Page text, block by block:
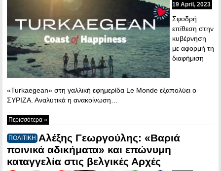
19 April, 2023
Σφοδρή
επίθεση στην
κυβέρνηση
με αφορμή τη
διαφήμιση
«Turkaegean» στη γαλλική εφημερίδα Le Monde εξαπολύει ο
ΣΥΡΙΖΑ. Αναλυτικά η ανακοίνωση…
Περισσότερα »
ΠΟΛΙΤΙΚΗ Αλέξης Γεωργούλης: «Βαριά
ποινικά αδικήματα» και επώνυμη
καταγγελία στις βελγικές Αρχές